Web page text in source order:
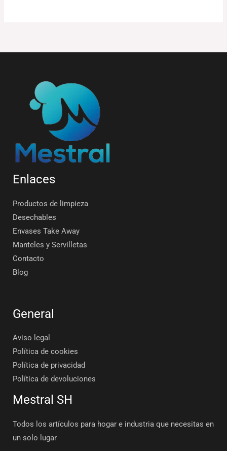
Enlaces
Productos de limpieza
Desechables
Envases Take Away
Manteles y Servilletas
Contacto
Blog
General
Aviso legal
Política de cookies
Política de privacidad
Política de devoluciones
Mestral SH
Todos los artículos para hogar e industria que necesitas en
un solo lugar